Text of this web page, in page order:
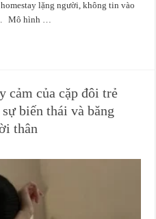
lặng người, không tin vào
Mô hình …
cảm của cặp đôi trẻ
biến thái và băng
thân